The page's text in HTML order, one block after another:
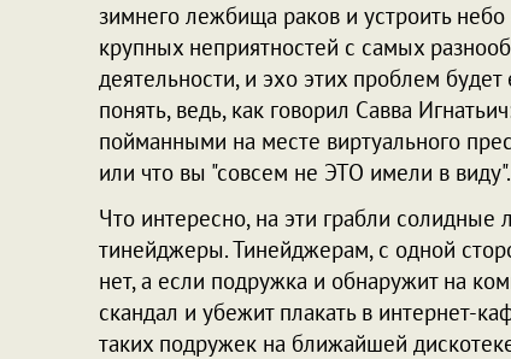
зимнего лежбища раков и устроить
крупных неприятностей с самых
деятельности, и эхо этих проблем
понять, ведь, как говорил Савва
пойманными на месте виртуального
или что вы "совсем не ЭТО имели в виду".
Что интересно, на эти грабли
тинейджеры. Тинейджерам, с одной
нет, а если подружка и обнаружит на
скандал и убежит плакать в интернет-
таких подружек на ближайшей